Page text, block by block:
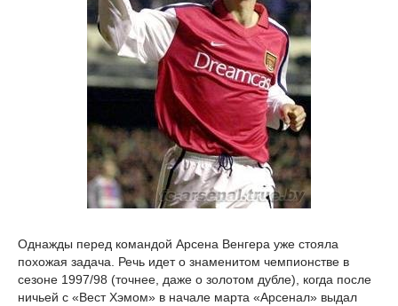
Однажды перед командой Арсена Венгера уже стояла
похожая задача. Речь идет о знаменитом чемпионстве в
сезоне 1997/98 (точнее, даже о золотом дубле), когда после
ничьей с «Вест Хэмом» в начале марта «Арсенал» выдал